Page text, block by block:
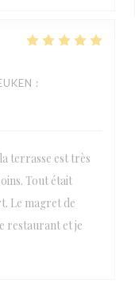
:
terrasse est très
Tout était
Le magret de
restaurant et je